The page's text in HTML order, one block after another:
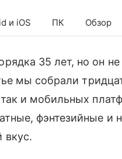
и iOS ПК Обзор
35 лет, но он не
мы собрали
и мобильных
фэнтезийные и
вкус.